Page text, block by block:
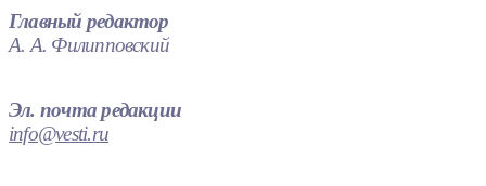
Главный редактор
А. А. Филипповский
Эл. почта редакции
info@vesti.ru